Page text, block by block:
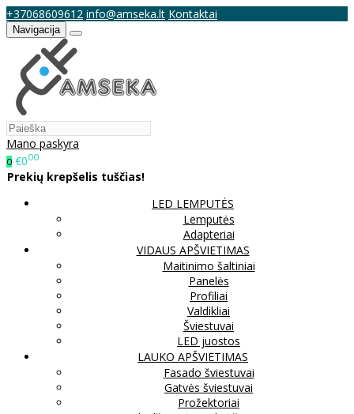
+37068609612 info@amseka.lt Kontaktai
Navigacija
Mano paskyra
0 €000
Prekių krepšelis tuščias!
LED LEMPUTĖS
Lemputės
Adapteriai
VIDAUS APŠVIETIMAS
Maitinimo šaltiniai
Panelės
Profiliai
Valdikliai
Šviestuvai
LED juostos
LAUKO APŠVIETIMAS
Fasado šviestuvai
Gatvės šviestuvai
Prožektoriai